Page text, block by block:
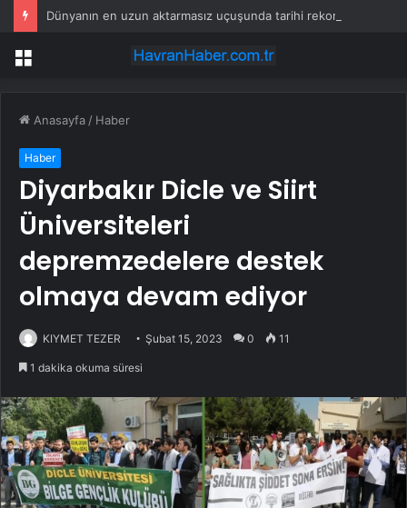
Menü
Anasayfa / Haber
Haber
Diyarbakır Dicle ve Siirt
Üniversiteleri
depremzedelere destek
olmaya devam ediyor
KIYMET TEZER Şubat 15, 2023 0 11
1 dakika okuma süresi